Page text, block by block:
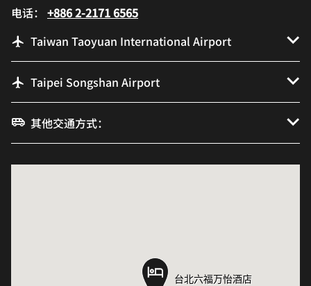
电话： +886 2-2171 6565
Taiwan Taoyuan International Airport
Taipei Songshan Airport
其他交通方式：
台北六福万怡酒店
台北六福万怡酒店